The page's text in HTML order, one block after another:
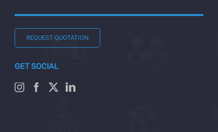
REQUEST QUOTATION
GET SOCIAL